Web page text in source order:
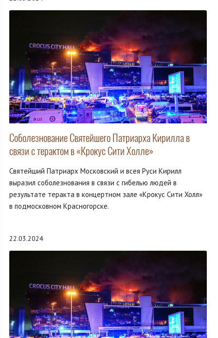
Соболезнование Святейшего Патриарха Кирилла в
связи с терактом в «Крокус Сити Холле»
Святейший Патриарх Московский и всея Руси Кирилл
выразил соболезнования в связи с гибелью людей в
результате теракта в концертном зале «Крокус Сити Холл»
в подмосковном Красногорске.
22.03.2024